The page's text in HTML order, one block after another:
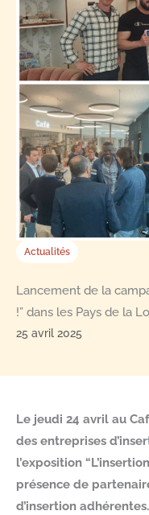
Actualités
Lancement de la
!” dans les Pays de la
25 avril 2025
Le jeudi 24 avril au
des entreprises
l’exposition
présence de
d’insertion adhérentes.